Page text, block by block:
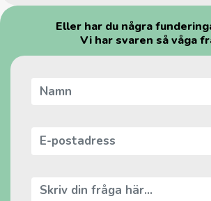
Eller har du några
Vi har svaren så våga